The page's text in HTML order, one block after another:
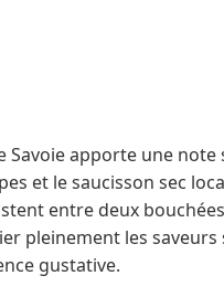
Savoie apporte une
et le saucisson sec
entre deux
pleinement les
gustative.